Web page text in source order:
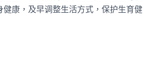
康，及早调整生活方式，保护生育健